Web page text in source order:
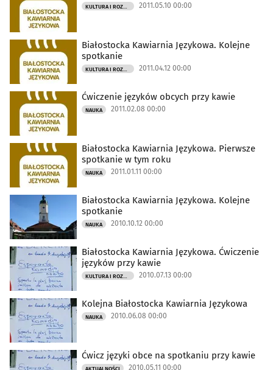
2011.05.10 00:00
Białostocka Kawiarnia Językowa. Kolejne
spotkanie
2011.04.12 00:00
Ćwiczenie języków obcych przy kawie
NAUKA 2011.02.08 00:00
Białostocka Kawiarnia Językowa. Pierwsze
spotkanie w tym roku
NAUKA 2011.01.11 00:00
Białostocka Kawiarnia Językowa. Kolejne
spotkanie
NAUKA 2010.10.12 00:00
Białostocka Kawiarnia Językowa. Ćwiczenie
języków przy kawie
2010.07.13 00:00
Kolejna Białostocka Kawiarnia Językowa
NAUKA 2010.06.08 00:00
Ćwicz języki obce na spotkaniu przy kawie
AKTUALNOŚCI 2010.05.11 00:00